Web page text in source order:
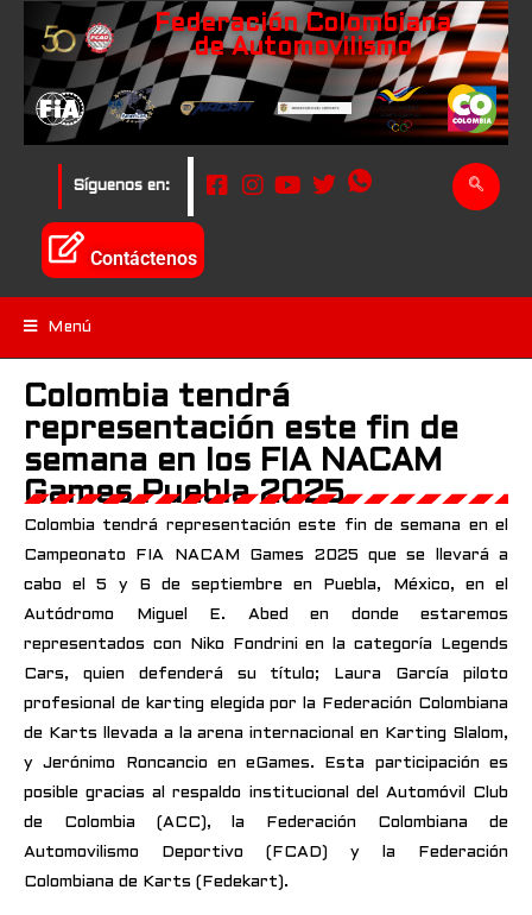
Federación Colombiana
de Automovilismo
Síguenos en:
Contáctenos
Menú
Colombia tendrá
representación este fin de
semana en los FIA NACAM
Games Puebla 2025
Colombia tendrá representación este fin de semana en el
Campeonato FIA NACAM Games 2025 que se llevará a
cabo el 5 y 6 de septiembre en Puebla, México, en el
Autódromo Miguel E. Abed en donde estaremos
representados con Niko Fondrini en la categoría Legends
Cars, quien defenderá su título; Laura García piloto
profesional de karting elegida por la Federación Colombiana
de Karts llevada a la arena internacional en Karting Slalom,
y Jerónimo Roncancio en eGames. Esta participación es
posible gracias al respaldo institucional del Automóvil Club
de Colombia (ACC), la Federación Colombiana de
Automovilismo Deportivo (FCAD) y la Federación
Colombiana de Karts (Fedekart).